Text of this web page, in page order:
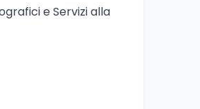
e Servizi alla